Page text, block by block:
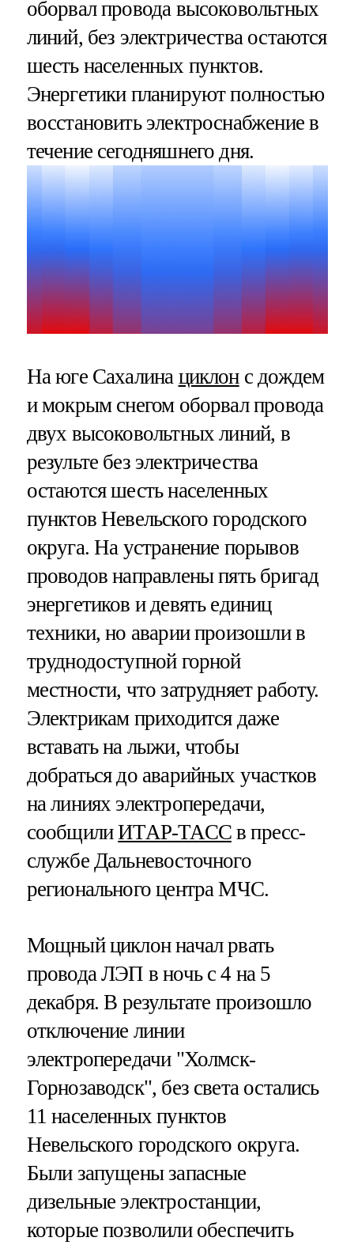
оборвал провода высоковольтных
линий, без электричества остаются
шесть населенных пунктов.
Энергетики планируют полностью
восстановить электроснабжение в
течение сегодняшнего дня.
На юге Сахалина циклонс дождем
и мокрым снегом оборвал провода
двух высоковольтных линий, в
результе без электричества
остаются шесть населенных
пунктов Невельского городского
округа. На устранение порывов
проводов направлены пять бригад
энергетиков и девять единиц
техники, но аварии произошли в
труднодоступной горной
местности, что затрудняет работу.
Электрикам приходится даже
вставать на лыжи, чтобы
добраться до аварийных участков
на линиях электропередачи,
сообщилиИТАР-ТАССв пресс-
службе Дальневосточного
регионального центра МЧС.
Мощный циклон начал рвать
провода ЛЭП в ночь с 4 на 5
декабря. В результате произошло
отключение линии
электропередачи "Холмск-
Горнозаводск", без света остались
11 населенных пунктов
Невельского городского округа.
Были запущены запасные
дизельные электростанции,
которые позволили обеспечить